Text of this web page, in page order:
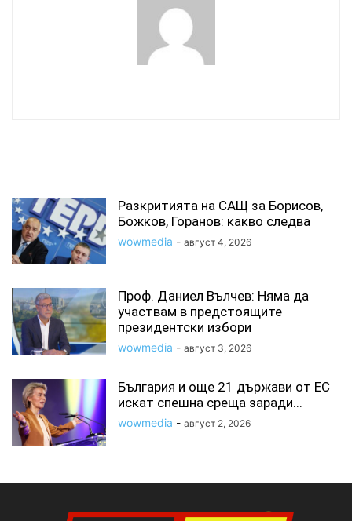
Разкритията на САЩ за Борисов,
Божков, Горанов: какво следва
wowmedia - август 4, 2026
Проф. Даниел Вълчев: Няма да
участвам в предстоящите
президентски избори
wowmedia - август 3, 2026
България и още 21 държави от ЕС
искат спешна среща заради...
wowmedia - август 2, 2026